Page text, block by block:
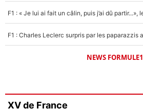
NEWS FORMULE1
XV de France